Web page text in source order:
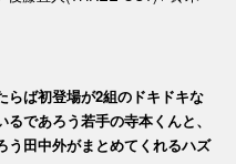
らば初登場が2組のドキドキな
であろう若手の寺本くんと、
う田中外がまとめてくれるハズ